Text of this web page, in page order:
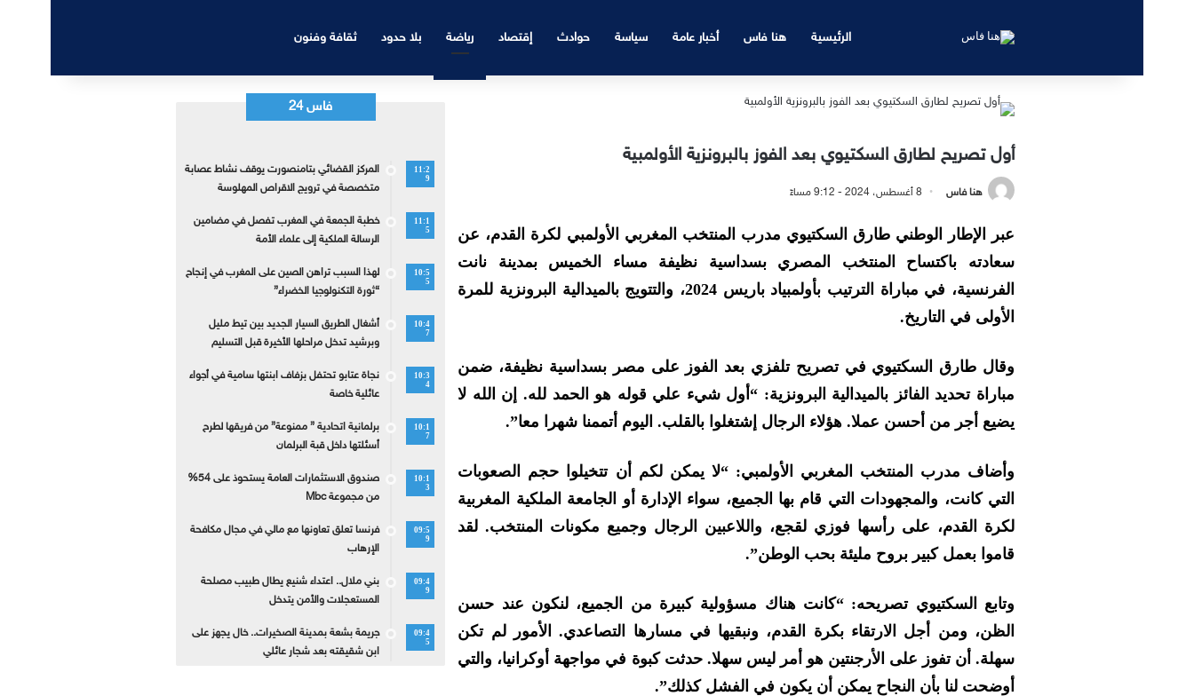
الرئيسية هنا فاس أخبار عامة سياسة حوادث إقتصاد رياضة بلا حدود ثقافة وفنون
أول تصريح لطارق السكتيوي بعد الفوز بالبرونزية الأولمبية
هنا فاس 8 أغسطس، 2024 - 9:12 مساءً
عبر الإطار الوطني طارق السكتيوي مدرب المنتخب المغربي الأولمبي لكرة القدم، عن
سعادته باكتساح المنتخب المصري بسداسية نظيفة مساء الخميس بمدينة نانت
الفرنسية، في مباراة الترتيب بأولمبياد باريس 2024، والتتويج بالميدالية البرونزية للمرة
الأولى في التاريخ.
وقال طارق السكتيوي في تصريح تلفزي بعد الفوز على مصر بسداسية نظيفة، ضمن
مباراة تحديد الفائز بالميدالية البرونزية: “أول شيء علي قوله هو الحمد لله. إن الله لا
يضيع أجر من أحسن عملا. هؤلاء الرجال إشتغلوا بالقلب. اليوم أتممنا شهرا معا”.
وأضاف مدرب المنتخب المغربي الأولمبي: “لا يمكن لكم أن تتخيلوا حجم الصعوبات
التي كانت، والمجهودات التي قام بها الجميع، سواء الإدارة أو الجامعة الملكية المغربية
لكرة القدم، على رأسها فوزي لقجع، واللاعبين الرجال وجميع مكونات المنتخب. لقد
قاموا بعمل كبير بروح مليئة بحب الوطن”.
وتابع السكتيوي تصريحه: “كانت هناك مسؤولية كبيرة من الجميع، لنكون عند حسن
الظن، ومن أجل الارتقاء بكرة القدم، ونبقيها في مسارها التصاعدي. الأمور لم تكن
سهلة. أن تفوز على الأرجنتين هو أمر ليس سهلا. حدثت كبوة في مواجهة أوكرانيا، والتي
أوضحت لنا بأن النجاح يمكن أن يكون في الفشل كذلك”.
فاس 24
11:2
9
المركز القضائي بتامنصورت يوقف نشاط عصابة
متخصصة في ترويج الاقراص المهلوسة
11:1
5
خطبة الجمعة في المغرب تفصل في مضامين
الرسالة الملكية إلى علماء الأمة
10:5
5
لهذا السبب تراهن الصين على المغرب في إنجاح
“ثورة التكنولوجيا الخضراء”
10:4
7
أشغال الطريق السيار الجديد بين تيط مليل
وبرشيد تدخل مراحلها الأخيرة قبل التسليم
10:3
4
نجاة عتابو تحتفل بزفاف ابنتها سامية في أجواء
عائلية خاصة
10:1
7
برلمانية اتحادية ” ممنوعة” من فريقها لطرح
أسئلتها داخل قبة البرلمان
10:1
3
صندوق الاستثمارات العامة يستحوذ على 54%
من مجموعة Mbc
09:5
9
فرنسا تعلق تعاونها مع مالي في مجال مكافحة
الإرهاب
09:4
9
بني ملال.. اعتداء شنيع يطال طبيب مصلحة
المستعجلات والأمن يتدخل
09:4
5
جريمة بشعة بمدينة الصخيرات.. خال يجهز على
ابن شقيقته بعد شجار عائلي